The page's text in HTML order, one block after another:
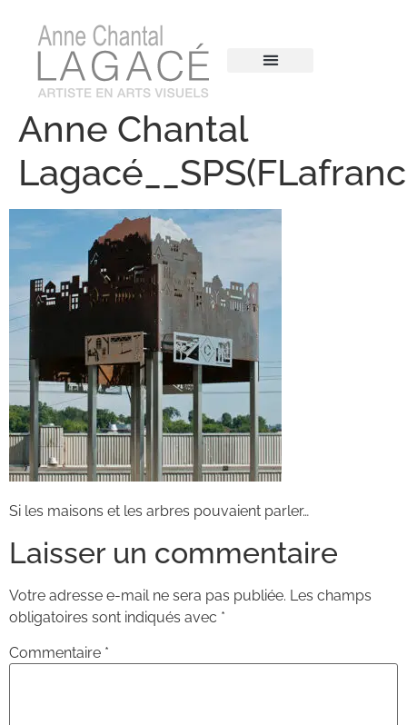
Anne Chantal
Si les maisons et les arbres pouvaient parler…
Laisser un commentaire
Votre adresse e-mail ne sera pas publiée. Les champs
obligatoires sont indiqués avec *
Commentaire *